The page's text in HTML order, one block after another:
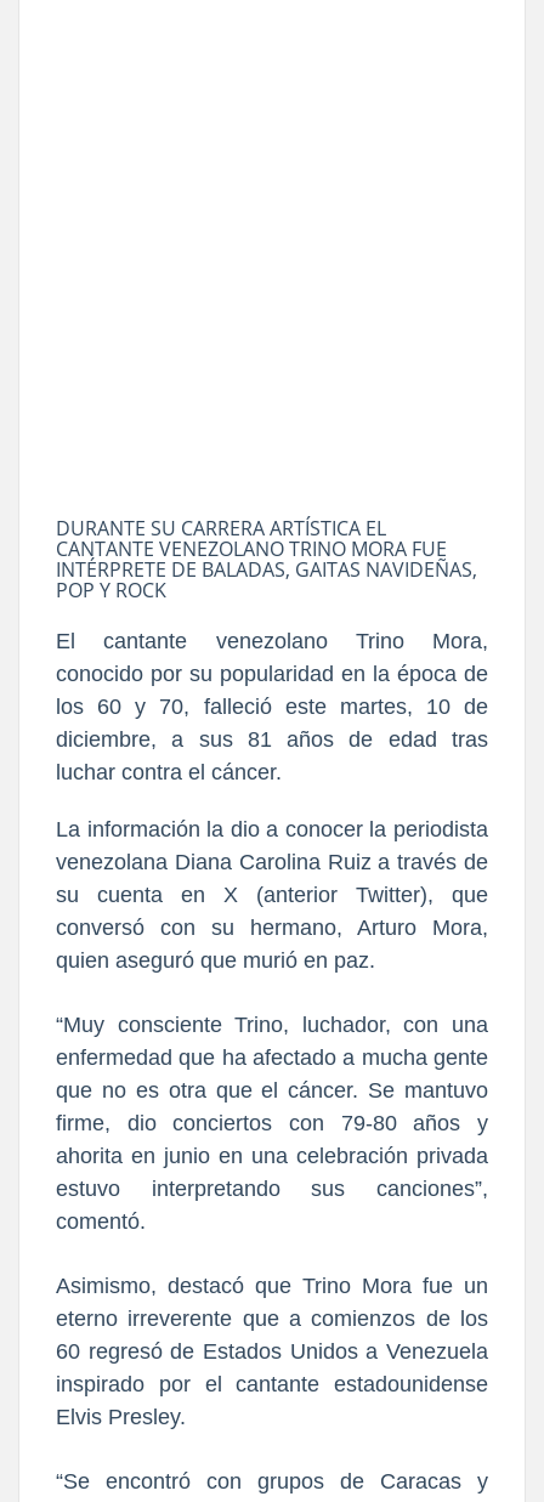
DURANTE SU CARRERA ARTÍSTICA EL
CANTANTE VENEZOLANO TRINO MORA FUE
INTÉRPRETE DE BALADAS, GAITAS NAVIDEÑAS,
POP Y ROCK
El cantante venezolano Trino Mora,
conocido por su popularidad en la época de
los 60 y 70, falleció este martes, 10 de
diciembre, a sus 81 años de edad tras
luchar contra el cáncer.
La información la dio a conocer la periodista
venezolana Diana Carolina Ruiz a través de
su cuenta en X (anterior Twitter), que
conversó con su hermano, Arturo Mora,
quien aseguró que murió en paz.
“Muy consciente Trino, luchador, con una
enfermedad que ha afectado a mucha gente
que no es otra que el cáncer. Se mantuvo
firme, dio conciertos con 79-80 años y
ahorita en junio en una celebración privada
estuvo interpretando sus canciones”,
comentó.
Asimismo, destacó que Trino Mora fue un
eterno irreverente que a comienzos de los
60 regresó de Estados Unidos a Venezuela
inspirado por el cantante estadounidense
Elvis Presley.
“Se encontró con grupos de Caracas y